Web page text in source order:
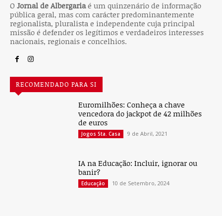
O Jornal de Albergariaé um quinzenário de informação
pública geral, mas com carácter predominantemente
regionalista, pluralista e independente cuja principal
missão é defender os legítimos e verdadeiros interesses
nacionais, regionais e concelhios.
RECOMENDADO PARA SI
Euromilhões: Conheça a chave
vencedora do jackpot de 42 milhões
de euros
Jogos Sta. Casa 9 de Abril, 2021
IA na Educação: Incluir, ignorar ou
banir?
Educação 10 de Setembro, 2024